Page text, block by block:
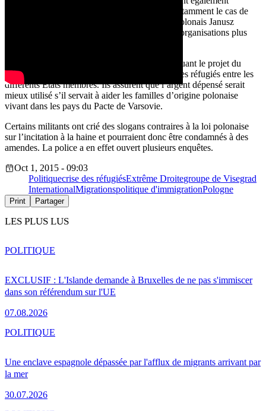
soutenus les manifestations de samedi. C’est notamment le cas de
KORWiN, un groupe dirigé par l’eurodéputé polonais Janusz
Korwin-Mikke (non affilié), ainsi que d’autres organisations plus
Les manifestants arboraient des pancartes critiquant le projet du
gouvernement polonais et de l’UE de répartir des réfugiés entre les
différents États membres. Ils assurent que l’argent dépensé serait
mieux utilisé s’il servait à aider les familles d’origine polonaise
vivant dans les pays du Pacte de Varsovie.
Certains militants ont crié des slogans contraires à la loi polonaise
sur l’incitation à la haine et pourraient donc être condamnés à des
amendes. La police a en effet ouvert plusieurs enquêtes.
Oct 1, 2015 - 09:03
Politiquecrise des réfugiésExtrême Droitegroupe de Visegrad
InternationalMigrationspolitique d'immigrationPologne
Print Partager
LES PLUS LUS
EXCLUSIF : L'Islande demande à Bruxelles de ne pas s'immiscer
dans son référendum sur l'UE
07.08.2026
POLITIQUE
Une enclave espagnole dépassée par l'afflux de migrants arrivant par
la mer
30.07.2026
POLITIQUE